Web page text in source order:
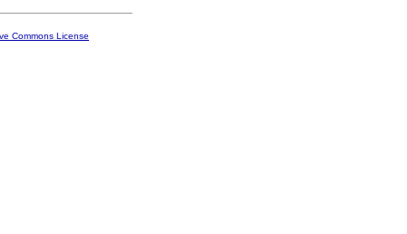
Commons License